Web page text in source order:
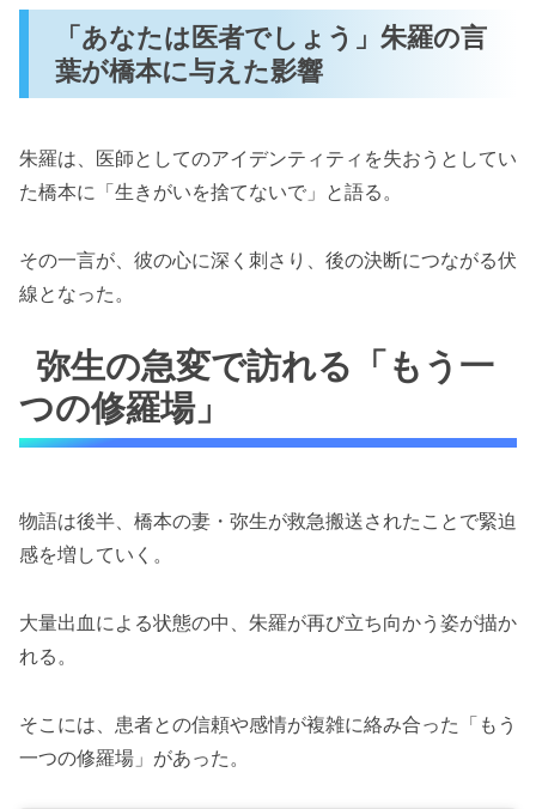
「あなたは医者でしょう」朱羅の言
葉が橋本に与えた影響
朱羅は、医師としてのアイデンティティを失おうとしてい
た橋本に「生きがいを捨てないで」と語る。
その一言が、彼の心に深く刺さり、後の決断につながる伏
線となった。
弥生の急変で訪れる「もう一
つの修羅場」
物語は後半、橋本の妻・弥生が救急搬送されたことで緊迫
感を増していく。
大量出血による状態の中、朱羅が再び立ち向かう姿が描か
れる。
そこには、患者との信頼や感情が複雑に絡み合った「もう
一つの修羅場」があった。